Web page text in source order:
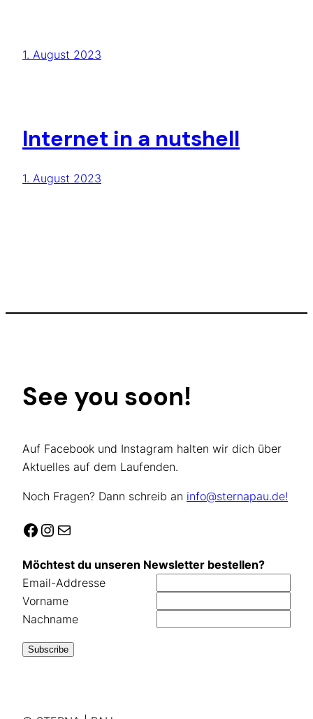
1. August 2023
Internet in a nutshell
1. August 2023
See you soon!
Auf Facebook und Instagram halten wir dich über
Aktuelles auf dem Laufenden.
Noch Fragen? Dann schreib an info@sternapau.de!
Facebook
Instagram
E-Mail
Möchtest du unseren Newsletter bestellen?
Email-Addresse
Vorname
Nachname